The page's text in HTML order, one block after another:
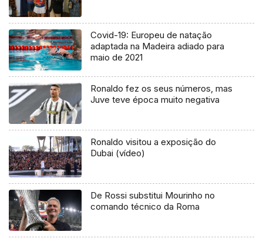
Covid-19: Europeu de natação
adaptada na Madeira adiado para
maio de 2021
Ronaldo fez os seus números, mas
Juve teve época muito negativa
Ronaldo visitou a exposição do
Dubai (vídeo)
De Rossi substitui Mourinho no
comando técnico da Roma